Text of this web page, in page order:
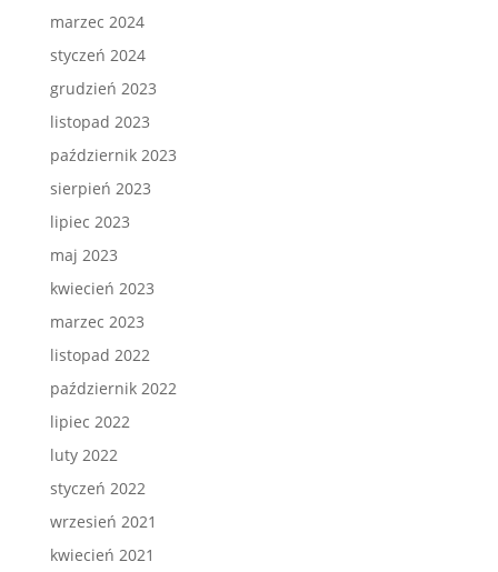
marzec 2024
styczeń 2024
grudzień 2023
listopad 2023
październik 2023
sierpień 2023
lipiec 2023
maj 2023
kwiecień 2023
marzec 2023
listopad 2022
październik 2022
lipiec 2022
luty 2022
styczeń 2022
wrzesień 2021
kwiecień 2021